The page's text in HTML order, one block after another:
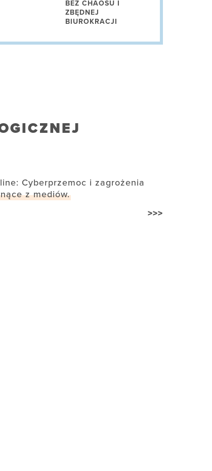
BEZ CHAOSU I
ZBĘDNEJ
BIUROKRACJI
Cyberprzemoc i zagrożenia
z mediów.
>>>